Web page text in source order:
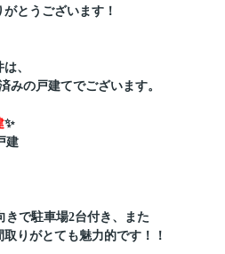
とうございます！
、
みの戸建てでございます。
✨
で駐車場2台付き、また
りがとても魅力的です！！